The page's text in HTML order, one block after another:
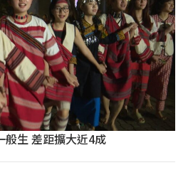
般生 差距擴大近4成